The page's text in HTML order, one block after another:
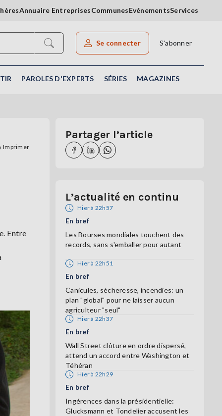
Annuaire EntreprisesCommunesEvénementsServices
Rechercher un article
Se connecter S'abonner
PAROLES D'EXPERTS SÉRIES MAGAZINES
Imprimer
Entre
Partager l’article
L’actualité en continu
Hier à 22h57
En bref
Les Bourses mondiales touchent des
records, sans s'emballer pour autant
Hier à 22h51
En bref
Canicules, sécheresse, incendies: un
plan "global" pour ne laisser aucun
agriculteur "seul"
Hier à 22h37
En bref
Wall Street clôture en ordre dispersé,
attend un accord entre Washington et
Téhéran
Hier à 22h29
En bref
Ingérences dans la présidentielle:
Glucksmann et Tondelier accusent les